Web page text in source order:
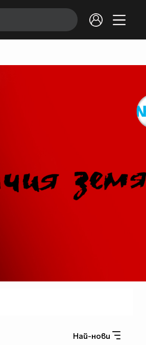
Най-нови